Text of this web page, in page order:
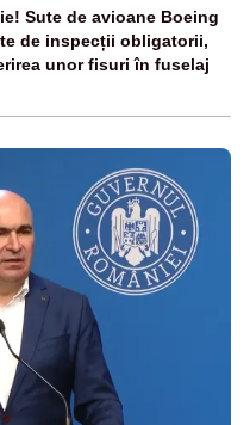
Sute de avioane Boeing
de inspecții obligatorii,
unor fisuri în fuselaj